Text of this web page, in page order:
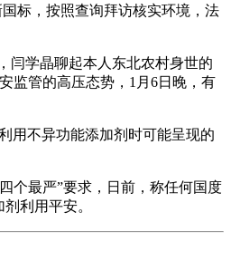
标，按照查询拜访核实环境，法
闫学晶聊起本人东北农村身世的
监管的高压态势，1月6日晚，有
用不异功能添加剂时可能呈现的
个最严”要求，日前，称任何国度
利用平安。